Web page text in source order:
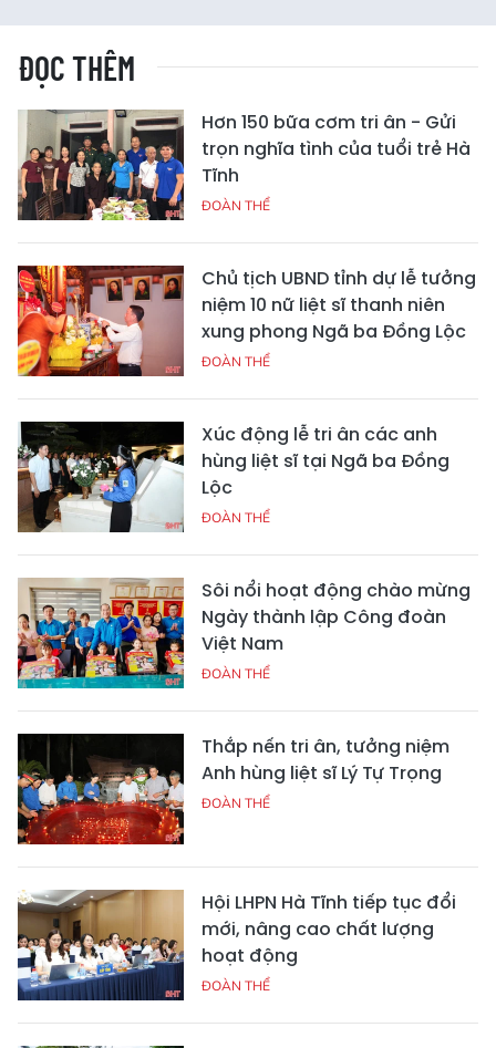
ĐỌC THÊM
Hơn 150 bữa cơm tri ân - Gửi
trọn nghĩa tình của tuổi trẻ Hà
Tĩnh
ĐOÀN THỂ
Chủ tịch UBND tỉnh dự lễ tưởng
niệm 10 nữ liệt sĩ thanh niên
xung phong Ngã ba Đồng Lộc
ĐOÀN THỂ
Xúc động lễ tri ân các anh
hùng liệt sĩ tại Ngã ba Đồng
Lộc
ĐOÀN THỂ
Sôi nổi hoạt động chào mừng
Ngày thành lập Công đoàn
Việt Nam
ĐOÀN THỂ
Thắp nến tri ân, tưởng niệm
Anh hùng liệt sĩ Lý Tự Trọng
ĐOÀN THỂ
Hội LHPN Hà Tĩnh tiếp tục đổi
mới, nâng cao chất lượng
hoạt động
ĐOÀN THỂ